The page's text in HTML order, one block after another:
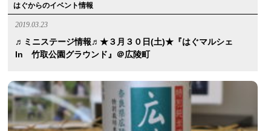
はぐからのイベント情報
2019.03.23
♬ミニステージ情報♬★３月３０日(土)★『はぐマルシェ
In 竹取公園グラウンド』＠広陵町